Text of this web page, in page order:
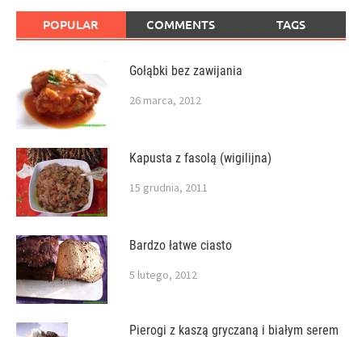
POPULAR COMMENTS TAGS
Gołąbki bez zawijania
26 marca, 2012
Kapusta z fasolą (wigilijna)
15 grudnia, 2011
Bardzo łatwe ciasto
5 lutego, 2012
Pierogi z kaszą gryczaną i białym serem